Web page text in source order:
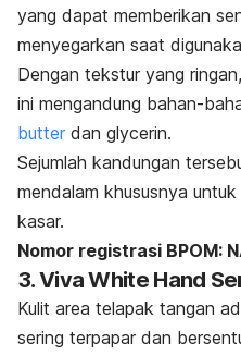
yang dapat memberikan
menyegarkan saat
Dengan tekstur yang
ini mengandung bahan-
butter dan glycerin.
Sejumlah kandungan
mendalam khususnya
kasar.
Nomor registrasi BPOM:
3. Viva White Hand
Kulit area telapak tangan
sering terpapar dan